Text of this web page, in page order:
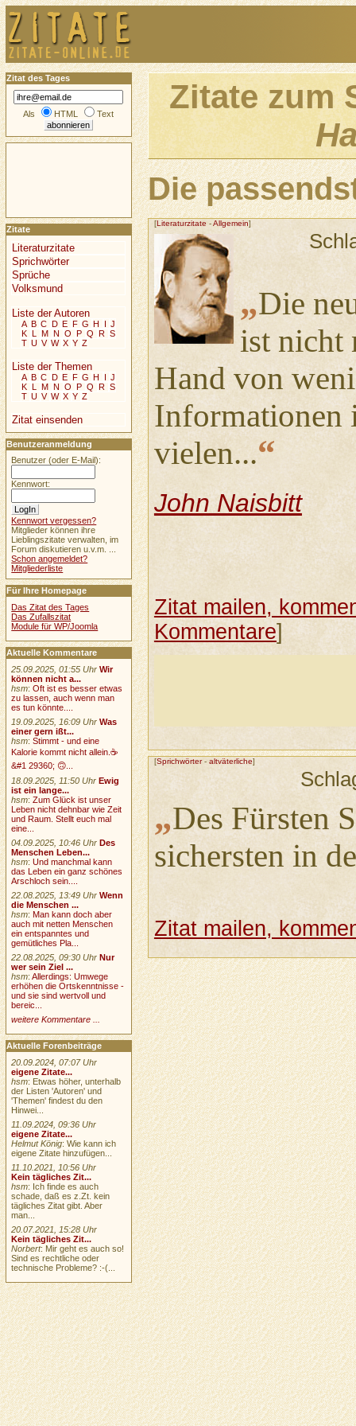
Zitate zum
Die
[Literaturzitate -Allgemein]
„Die
ist nicht
Hand von
Informationen
vielen...“
John Naisbitt
Zitat mailen,
Kommentare]
[Sprichwörter- altväterliche]
„Des Fürsten
sichersten in
Zitat mailen,
Zitat des Tages
Als HTML Text
Zitate
Literaturzitate
Sprichwörter
Sprüche
Volksmund
Liste der Autoren
A B C D E F G H I J
K L M N O P Q R S
T U V W X Y Z
Liste der Themen
A B C D E F G H I J
K L M N O P Q R S
T U V W X Y Z
Zitat einsenden
Benutzeranmeldung
Benutzer (oder E-Mail):
Kennwort:
Kennwort vergessen?
Mitglieder können ihre
Lieblingszitate verwalten, im
Forum diskutieren u.v.m. ...
Schon angemeldet?
Mitgliederliste
Für Ihre Homepage
Das Zitat des Tages
Das Zufallszitat
Module für WP/Joomla
Aktuelle Kommentare
25.09.2025, 01:55 Uhr Wir
können nicht a...
hsm:Oft ist es besser etwas
zu lassen, auch wenn man
es tun könnte....
19.09.2025, 16:09 Uhr Was
einer gern ißt...
hsm:Stimmt - und eine
Kalorie kommt nicht allein.☕
&#1 29360; 🙃...
18.09.2025, 11:50 Uhr Ewig
ist ein lange...
hsm:Zum Glück ist unser
Leben nicht dehnbar wie Zeit
und Raum. Stellt euch mal
eine...
04.09.2025, 10:46 Uhr Des
Menschen Leben...
hsm:Und manchmal kann
das Leben ein ganz schönes
Arschloch sein....
22.08.2025, 13:49 Uhr Wenn
die Menschen ...
hsm:Man kann doch aber
auch mit netten Menschen
ein entspanntes und
gemütliches Pla...
22.08.2025, 09:30 Uhr Nur
wer sein Ziel ...
hsm:Allerdings: Umwege
erhöhen die Ortskenntnisse -
und sie sind wertvoll und
bereic...
weitere Kommentare ...
Aktuelle Forenbeiträge
20.09.2024, 07:07 Uhr
eigene Zitate...
hsm: Etwas höher, unterhalb
der Listen 'Autoren' und
'Themen' findest du den
Hinwei...
11.09.2024, 09:36 Uhr
eigene Zitate...
Helmut König: Wie kann ich
eigene Zitate hinzufügen...
11.10.2021, 10:56 Uhr
Kein tägliches Zit...
hsm: Ich finde es auch
schade, daß es z.Zt. kein
tägliches Zitat gibt. Aber
man...
20.07.2021, 15:28 Uhr
Kein tägliches Zit...
Norbert: Mir geht es auch so!
Sind es rechtliche oder
technische Probleme? :-(...